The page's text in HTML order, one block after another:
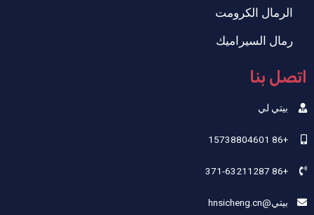
الرمال الكرومت
رمال السيراميك
اتصل بنا
بيتي لي
+86 15738804601
+86 371-63211287
بيتي@hnsicheng.cn